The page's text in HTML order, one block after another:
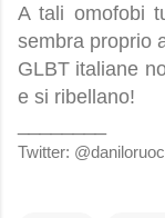
A tali omofobi
sembra proprio
GLBT italiane
e si ribellano!
Twitter: